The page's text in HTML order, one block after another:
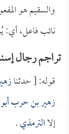
والسقيم هو
نائب فاعل، أي:
تراجم رجال
قوله: [ حدثنا
زهير بن حرب
إلاالترمذي.